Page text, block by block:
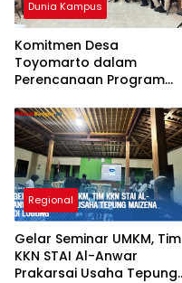
Dunia Kampus
Komitmen Desa
Toyomarto dalam
Perencanaan Program
melalui ‎Rembuk Stunting
Desa
Regional
Gelar Seminar UMKM, Tim
KKN STAI Al-Anwar
Prakarsai Usaha Tepung